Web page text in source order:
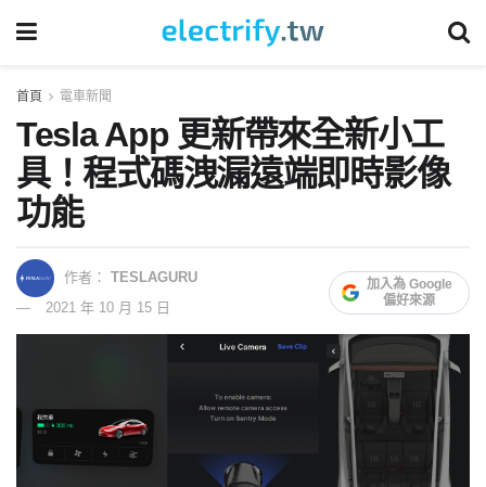
首頁 電車新聞
Tesla App 更新帶來全新小工
具！程式碼洩漏遠端即時影像
功能
作者： TESLAGURU
2021 年 10 月 15 日
加入為 Google
偏好來源